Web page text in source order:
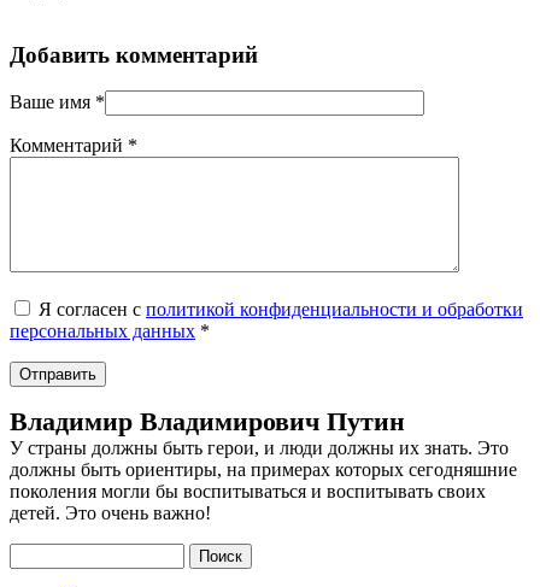
Добавить комментарий
Ваше имя *
Комментарий *
Я согласен с политикой конфиденциальности и обработки
персональных данных *
Владимир Владимирович Путин
У страны должны быть герои, и люди должны их знать. Это
должны быть ориентиры, на примерах которых сегодняшние
поколения могли бы воспитываться и воспитывать своих
детей. Это очень важно!
Поиск